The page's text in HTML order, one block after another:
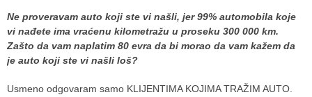
Ne proveravam auto koji ste vi našli, jer 99% automobila koje
vi nađete ima vraćenu kilometražu u proseku 300 000 km.
Zašto da vam naplatim 80 evra da bi morao da vam kažem da
je auto koji ste vi našli loš?
Usmeno odgovaram samo KLIJENTIMA KOJIMA TRAŽIM AUTO.